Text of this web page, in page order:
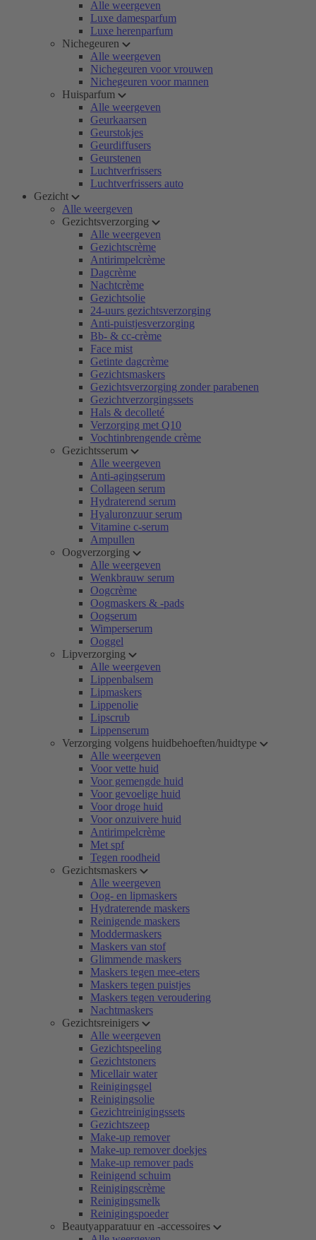
Alle weergeven
Luxe damesparfum
Luxe herenparfum
Nichegeuren
Alle weergeven
Nichegeuren voor vrouwen
Nichegeuren voor mannen
Huisparfum
Alle weergeven
Geurkaarsen
Geurstokjes
Geurdiffusers
Geurstenen
Luchtverfrissers
Luchtverfrissers auto
Gezicht
Alle weergeven
Gezichtsverzorging
Alle weergeven
Gezichtscrème
Antirimpelcrème
Dagcrème
Nachtcrème
Gezichtsolie
24-uurs gezichtsverzorging
Anti-puistjesverzorging
Bb- & cc-crème
Face mist
Getinte dagcrème
Gezichtsmaskers
Gezichtsverzorging zonder parabenen
Gezichtverzorgingssets
Hals & decolleté
Verzorging met Q10
Vochtinbrengende crème
Gezichtsserum
Alle weergeven
Anti-agingserum
Collageen serum
Hydraterend serum
Hyaluronzuur serum
Vitamine c-serum
Ampullen
Oogverzorging
Alle weergeven
Wenkbrauw serum
Oogcrème
Oogmaskers & -pads
Oogserum
Wimperserum
Ooggel
Lipverzorging
Alle weergeven
Lippenbalsem
Lipmaskers
Lippenolie
Lipscrub
Lippenserum
Verzorging volgens huidbehoeften/huidtype
Alle weergeven
Voor vette huid
Voor gemengde huid
Voor gevoelige huid
Voor droge huid
Voor onzuivere huid
Antirimpelcrème
Met spf
Tegen roodheid
Gezichtsmaskers
Alle weergeven
Oog- en lipmaskers
Hydraterende maskers
Reinigende maskers
Moddermaskers
Maskers van stof
Glimmende maskers
Maskers tegen mee-eters
Maskers tegen puistjes
Maskers tegen veroudering
Nachtmaskers
Gezichtsreinigers
Alle weergeven
Gezichtspeeling
Gezichtstoners
Micellair water
Reinigingsgel
Reinigingsolie
Gezichtreinigingssets
Gezichtszeep
Make-up remover
Make-up remover doekjes
Make-up remover pads
Reinigend schuim
Reinigingscrème
Reinigingsmelk
Reinigingspoeder
Beautyapparatuur en -accessoires